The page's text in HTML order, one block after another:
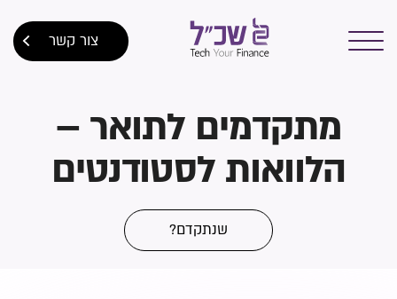
צור קשר
מתקדמים לתואר –
הלוואות לסטודנטים
שנתקדם?